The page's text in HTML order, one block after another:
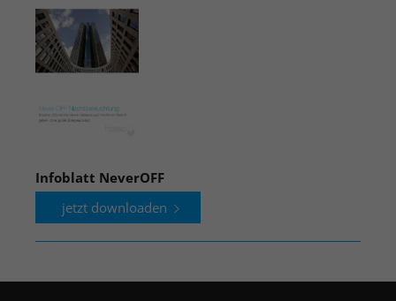
Infoblatt NeverOFF
jetzt downloaden